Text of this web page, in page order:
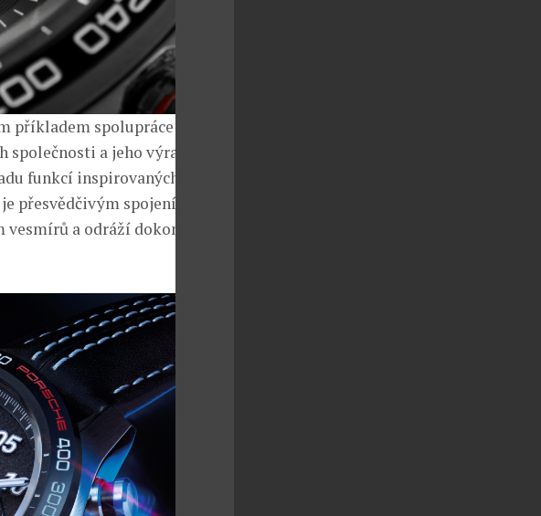
příkladem spolupráce obou
a jeho výrazná
funkcí inspirovaných
přesvědčivým spojením dvou
a odráží dokonalost